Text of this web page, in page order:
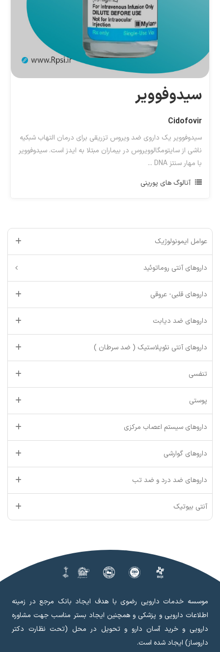
سیدوفوویر
Cidofovir
سیدوفوویر یک داروی ضد ویروس تزریقی برای درمان التهاب شبکیه
ناشی از سایتومگالوویروس در بیماران مبتلا به ایدز است. سیدوفوویر
با مهار سنتز DNA ...
آنالوگ های پورینی
عوامل ایمونولوژیک
داروهای آنتی روماتوئید
داروهای قلبی- عروقی
داروهای ضد دیابت
داروهای آنتی نئوپلاستیک ( ضد سرطان )
تنفسی
پوستی
داروهای سیستم اعصاب مرکزی
داروهای گوارشی
داروهای ضد درد و ضد تب
آنتی بیوتیک
موسسه خدمات دارویی رضوی با هدف ایجاد بانک مرجع در زمینه
اطلاعات دارویی و پزشکی و همچنین ایجاد بستر مناسب جهت مشاوره
دارویی و خرید آسان دارو و تحویل در محل (تحت نظارت دکتر
داروساز) ایجاد شده است.